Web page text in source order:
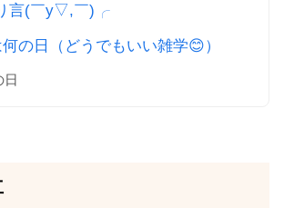
言(￣y▽,￣)╭
の日（どうでもいい雑学😊）
日